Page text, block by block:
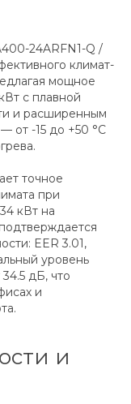
24ARFN1-Q /
климат-
мощное
с плавной
и расширенным
от -15 до +50 °C
точное
при
кВт на
EER 3.01,
уровень
дБ, что
и
и